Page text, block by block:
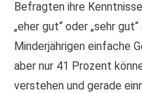
Befragten ihre
„eher gut“ oder „sehr
Minderjährigen einfache
aber nur 41 Prozent
verstehen und gerade